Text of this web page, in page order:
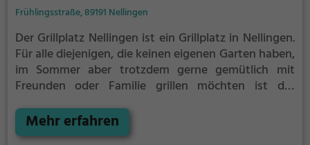
Frühlingsstraße, 89191 Nellingen
Der Grillplatz Nellingen ist ein Grillplatz in Nellingen.
Für alle diejenigen, die keinen eigenen Garten haben,
im Sommer aber trotzdem gerne gemütlich mit
Freunden oder Familie grillen möchten ist der
Grillplatzes: keine Nachbarn. Hier kann eine Feier
ruhig auch mal bis spät in die Nacht gehen und
Mehr erfahren